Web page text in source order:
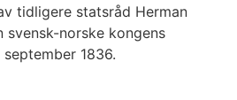
tidligere statsråd Herman
svensk-norske kongens
1836.